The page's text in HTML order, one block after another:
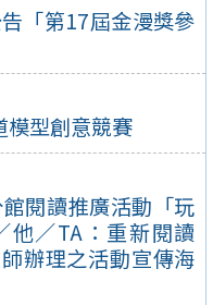
「第17屆金漫獎參
模型創意競賽
閱讀推廣活動「玩
他／TA：重新閱讀
辦理之活動宣傳海